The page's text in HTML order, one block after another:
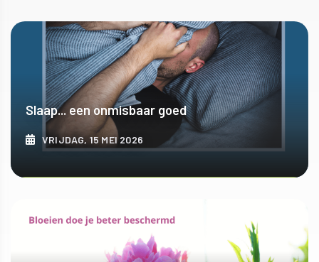
ONTDEK MEER
Slaap... een onmisbaar goed
VRIJDAG, 15 MEI 2026